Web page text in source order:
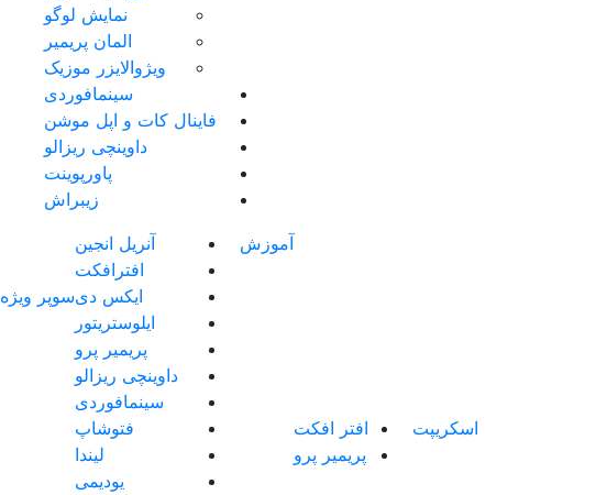
نمایش لوگو
المان پریمیر
ویژوالایزر موزیک
سینمافوردی
فاینال کات و اپل موشن
داوینچی ریزالو
پاورپوینت
زیبراش
اسکریپت
افتر افکت
پریمیر پرو
آموزش
آنریل انجین
افترافکت
ایکس دی
ایلوستریتور
پریمیر پرو
داوینچی ریزالو
سینمافوردی
فتوشاپ
لیندا
یودیمی
سوپر ویژه